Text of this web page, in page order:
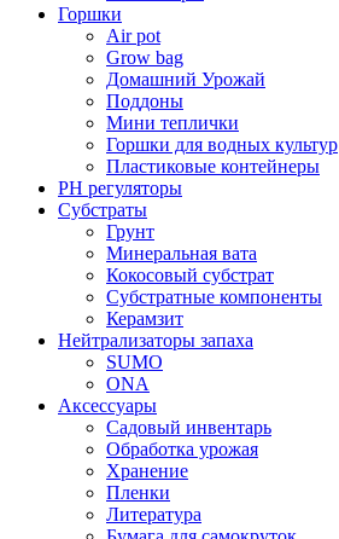
Горшки
Air pot
Grow bag
Домашний Урожай
Поддоны
Мини теплички
Горшки для водных культур
Пластиковые контейнеры
PH регуляторы
Субстраты
Грунт
Минеральная вата
Кокосовый субстрат
Субстратные компоненты
Керамзит
Нейтрализаторы запаха
SUMO
ONA
Аксессуары
Садовый инвентарь
Обработка урожая
Хранение
Пленки
Литература